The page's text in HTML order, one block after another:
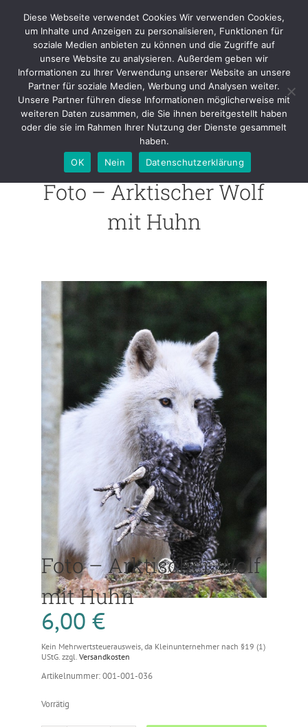
content
Foto – Arktischer Wolf mit
Huhn
Foto – Arktischer Wolf
mit Huhn
Foto – Arktischer Wolf
mit Huhn
6,00 €
Kein Mehrwertsteuerausweis, da Kleinunternehmer nach §19 (1)
UStG. zzgl. Versandkosten
Artikelnummer: 001-001-036
Vorrätig
Diese Webseite verwendet Cookies Wir verwenden Cookies,
um Inhalte und Anzeigen zu personalisieren, Funktionen für
soziale Medien anbieten zu können und die Zugriffe auf
unsere Website zu analysieren. Außerdem geben wir
Informationen zu Ihrer Verwendung unserer Website an unsere
Partner für soziale Medien, Werbung und Analysen weiter.
Unsere Partner führen diese Informationen möglicherweise mit
weiteren Daten zusammen, die Sie ihnen bereitgestellt haben
oder die sie im Rahmen Ihrer Nutzung der Dienste gesammelt
haben.
OK
Nein Datenschutzerklärung